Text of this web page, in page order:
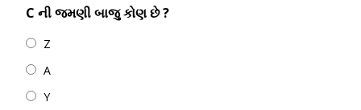
C ની જમણી બાજુ કોણ છે ?
Z
A
Y